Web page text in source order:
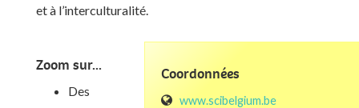
et à l’interculturalité.
Coordonnées
www.scibelgium.be
Zoom sur...
Des